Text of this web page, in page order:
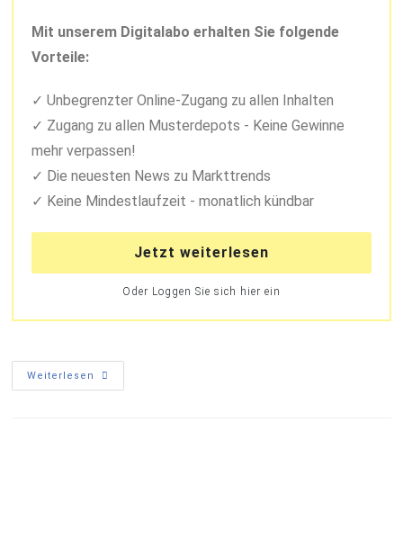
Mit unserem Digitalabo erhalten Sie folgende
Vorteile:
Unbegrenzter Online-Zugang zu allen Inhalten
Zugang zu allen Musterdepots - Keine Gewinne
mehr verpassen!
Die neuesten News zu Markttrends
Keine Mindestlaufzeit - monatlich kündbar
Jetzt weiterlesen
Oder Loggen Sie sich hier ein
Weiterlesen